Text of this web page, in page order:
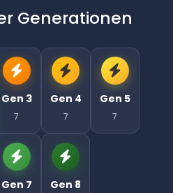
Generationen
Gen 3
7
Gen 4
7
Gen 5
7
Gen 7 Gen 8